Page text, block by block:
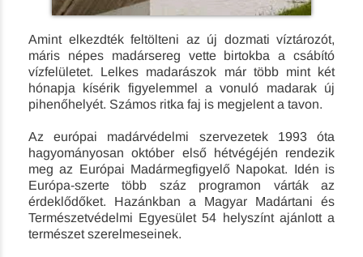
Amint elkezdték feltölteni az új dozmati víztározót,
máris népes madársereg vette birtokba a csábító
vízfelületet. Lelkes madarászok már több mint két
hónapja kísérik figyelemmel a vonuló madarak új
pihenőhelyét. Számos ritka faj is megjelent a ­tavon.
Az európai madárvédelmi szervezetek 1993 óta
hagyományosan október első hétvégéjén rendezik
meg az Európai Madármegfigyelő Napokat. Idén is
Európa-szerte több száz programon várták az
érdeklődőket. Hazánkban a Magyar Madártani és
Természetvédelmi Egyesület 54 helyszínt ajánlott a
természet szerelmeseinek.